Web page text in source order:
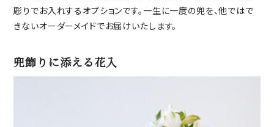
彫りでお入れするオプションです。一生に一度の兜を、他ではで
きないオーダーメイドでお届けいたします。
兜飾りに添える花入